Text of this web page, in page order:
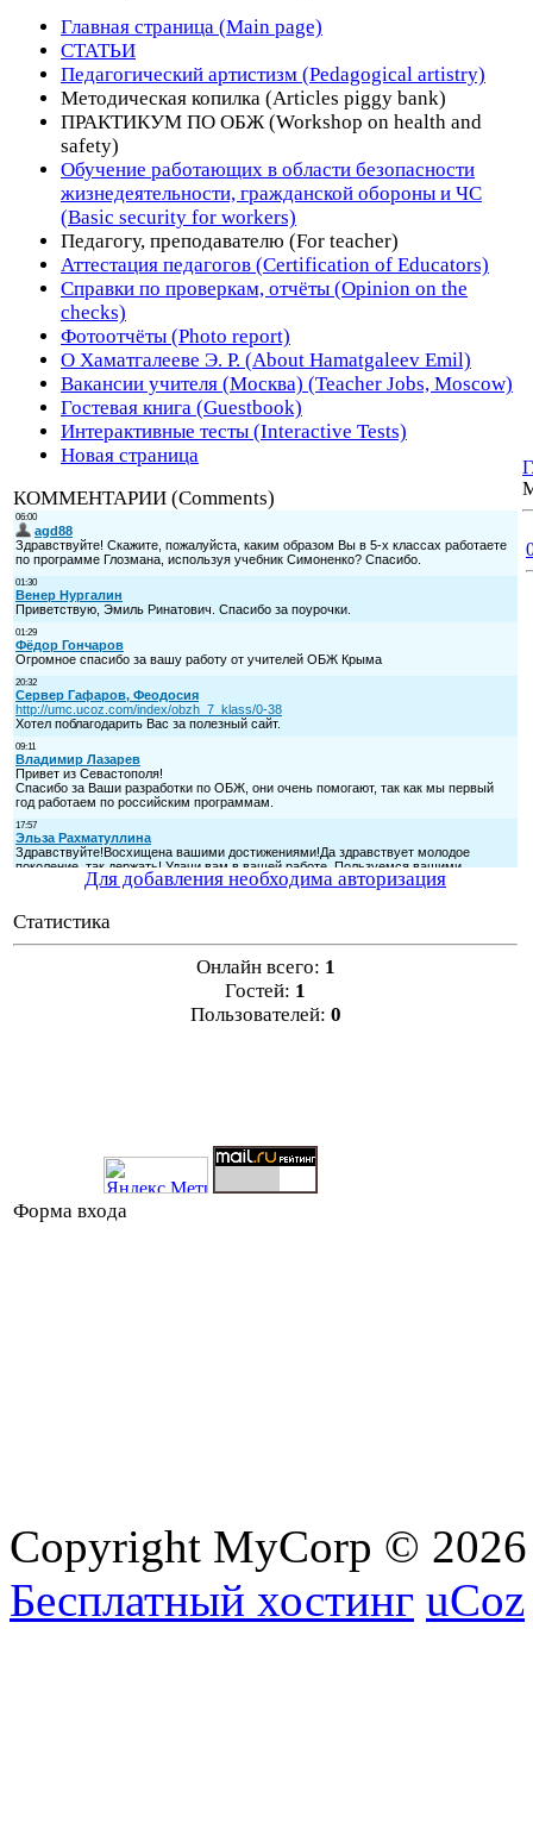
Главная страница (Main page)
СТАТЬИ
Педагогический артистизм (Pedagogical artistry)
Методическая копилка (Articles piggy bank)
ПРАКТИКУМ ПО ОБЖ (Workshop on health and
safety)
Обучение работающих в области безопасности
жизнедеятельности, гражданской обороны и ЧС
(Basic security for workers)
Педагогу, преподавателю (For teacher)
Аттестация педагогов (Certification of Educators)
Справки по проверкам, отчёты (Opinion on the
checks)
Фотоотчёты (Photo report)
О Хаматгалееве Э. Р. (About Hamatgaleev Emil)
Вакансии учителя (Москва) (Teacher Jobs, Moscow)
Гостевая книга (Guestbook)
Интерактивные тесты (Interactive Tests)
Новая страница
КОММЕНТАРИИ (Comments)
Для добавления необходима авторизация
Статистика
Онлайн всего: 1
Гостей: 1
Пользователей: 0
Форма входа
Copyright MyCorp © 2026
Бесплатный хостинг uCoz